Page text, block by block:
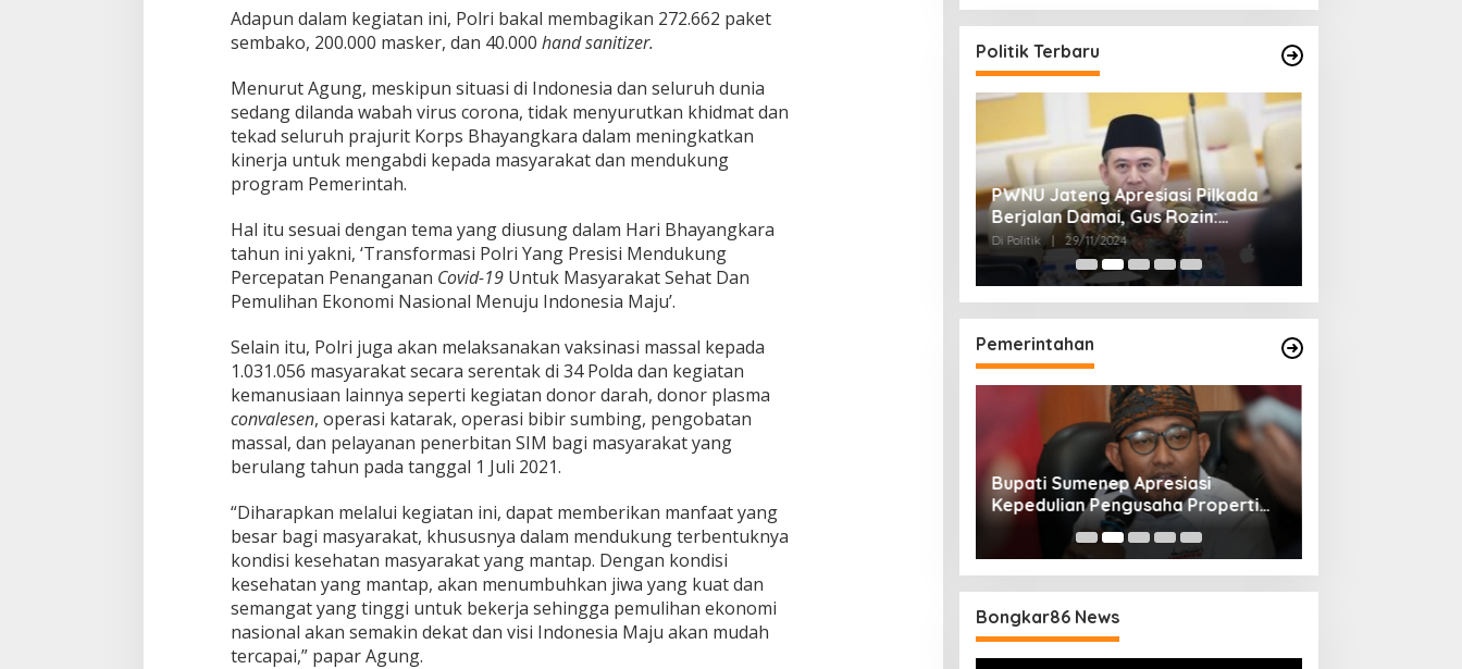
Adapun dalam kegiatan ini, Polri bakal membagikan 272.662 paket
sembako, 200.000 masker, dan 40.000 hand sanitizer.
Menurut Agung, meskipun situasi di Indonesia dan seluruh dunia
sedang dilanda wabah virus corona, tidak menyurutkan khidmat dan
tekad seluruh prajurit Korps Bhayangkara dalam meningkatkan
kinerja untuk mengabdi kepada masyarakat dan mendukung
program Pemerintah.
Hal itu sesuai dengan tema yang diusung dalam Hari Bhayangkara
tahun ini yakni, ‘Transformasi Polri Yang Presisi Mendukung
Percepatan Penanganan Covid-19Untuk Masyarakat Sehat Dan
Pemulihan Ekonomi Nasional Menuju Indonesia Maju’.
Selain itu, Polri juga akan melaksanakan vaksinasi massal kepada
1.031.056 masyarakat secara serentak di 34 Polda dan kegiatan
kemanusiaan lainnya seperti kegiatan donor darah, donor plasma
convalesen, operasi katarak, operasi bibir sumbing, pengobatan
massal, dan pelayanan penerbitan SIM bagi masyarakat yang
berulang tahun pada tanggal 1 Juli 2021.
“Diharapkan melalui kegiatan ini, dapat memberikan manfaat yang
besar bagi masyarakat, khususnya dalam mendukung terbentuknya
kondisi kesehatan masyarakat yang mantap. Dengan kondisi
kesehatan yang mantap, akan menumbuhkan jiwa yang kuat dan
semangat yang tinggi untuk bekerja sehingga pemulihan ekonomi
nasional akan semakin dekat dan visi Indonesia Maju akan mudah
tercapai,” papar Agung.
Politik Terbaru
dan Kondusif
Di Politik | 29/11/2024
PWNU Jateng Apresiasi Pilkada
Berjalan Damai, Gus Rozin:
Cerminan Kedewasaan Politik
Masyarakat
Di Politik | 29/11/2024
Pemerintahan
Tunjangan Guru Ngaji, Bupati
Fauzi: Guru Ngaji Berperan
Strategis Bangun Akhlak Generasi
Bupati Sumenep Apresiasi
Kepedulian Pengusaha Properti
Bantu Korban Gempa
Bongkar86 News